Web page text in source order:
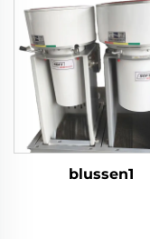
blussen1